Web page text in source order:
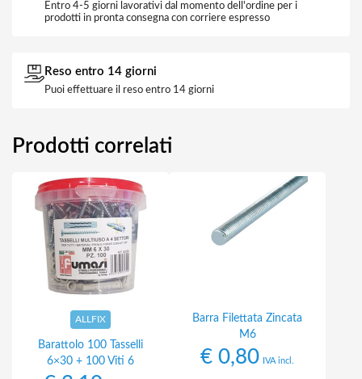
Entro 4-5 giorni lavorativi dal momento dell'ordine per i
prodotti in pronta consegna con corriere espresso
Reso entro 14 giorni
Puoi effettuare il reso entro 14 giorni
Prodotti correlati
ALLFIX
Barattolo 100 Tasselli
6×30 + 100 Viti 6
Barra Filettata Zincata
M6
€ 0,80 IVA incl.